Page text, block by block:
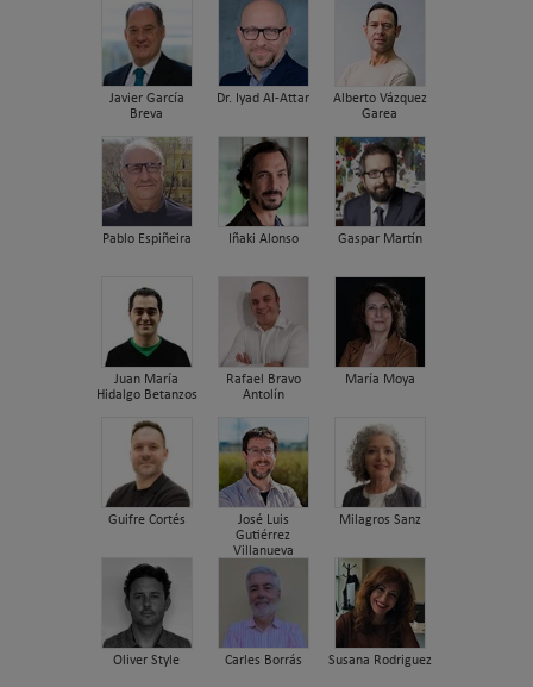
Javier García
Breva
Dr. Iyad Al-Attar
Alberto Vázquez
Garea
Pablo Espiñeira Iñaki Alonso Gaspar Martín
Juan María
Hidalgo Betanzos
Rafael Bravo
Antolín
María Moya
Guifre Cortés
José Luis
Gutiérrez
Villanueva
Milagros Sanz
Oliver Style Carles Borrás Susana Rodriguez